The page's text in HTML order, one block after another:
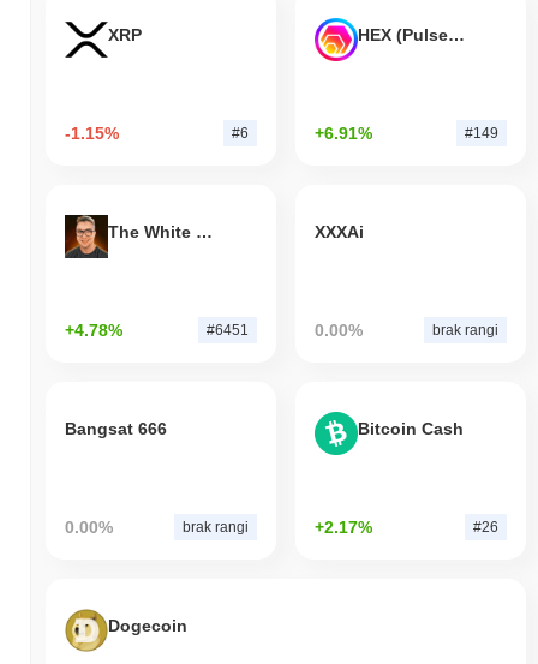
XRP
-1.15% #6
HEX (Pulsechain)
+6.91% #149
The White Bull
+4.78% #6451
XXXAi
0.00% brak rangi
Bangsat 666
0.00% brak rangi
Bitcoin Cash
+2.17% #26
Dogecoin